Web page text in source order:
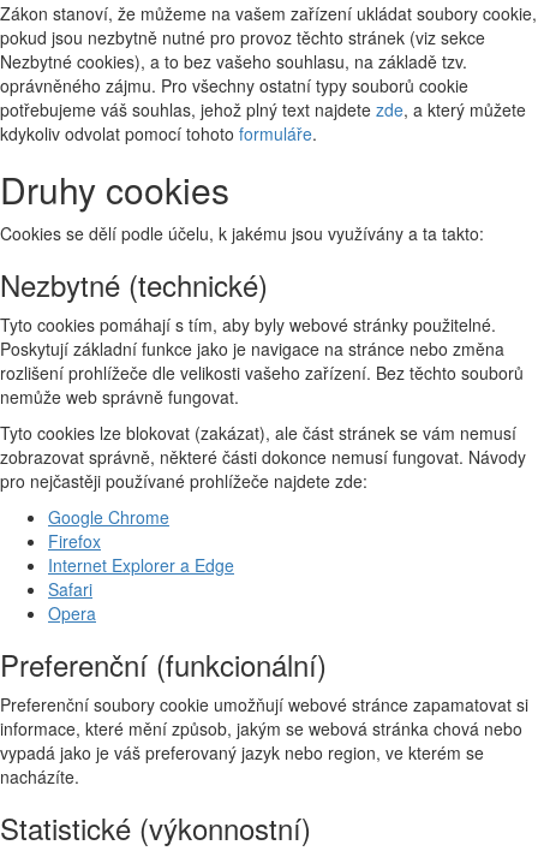
Zákon stanoví, že můžeme na vašem zařízení ukládat soubory cookie,
pokud jsou nezbytně nutné pro provoz těchto stránek (viz sekce
Nezbytné cookies), a to bez vašeho souhlasu, na základě tzv.
oprávněného zájmu. Pro všechny ostatní typy souborů cookie
potřebujeme váš souhlas, jehož plný text najdete zde, a který můžete
kdykoliv odvolat pomocí tohoto formuláře.
Druhy cookies
Cookies se dělí podle účelu, k jakému jsou využívány a ta takto:
Nezbytné (technické)
Tyto cookies pomáhají s tím, aby byly webové stránky použitelné.
Poskytují základní funkce jako je navigace na stránce nebo změna
rozlišení prohlížeče dle velikosti vašeho zařízení. Bez těchto souborů
nemůže web správně fungovat.
Tyto cookies lze blokovat (zakázat), ale část stránek se vám nemusí
zobrazovat správně, některé části dokonce nemusí fungovat. Návody
pro nejčastěji používané prohlížeče najdete zde:
Google Chrome
Firefox
Internet Explorer a Edge
Safari
Opera
Preferenční (funkcionální)
Preferenční soubory cookie umožňují webové stránce zapamatovat si
informace, které mění způsob, jakým se webová stránka chová nebo
vypadá jako je váš preferovaný jazyk nebo region, ve kterém se
nacházíte.
Statistické (výkonnostní)